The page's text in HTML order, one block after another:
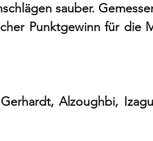
sauber.
Punktgewinn für die
Alzoughbi,